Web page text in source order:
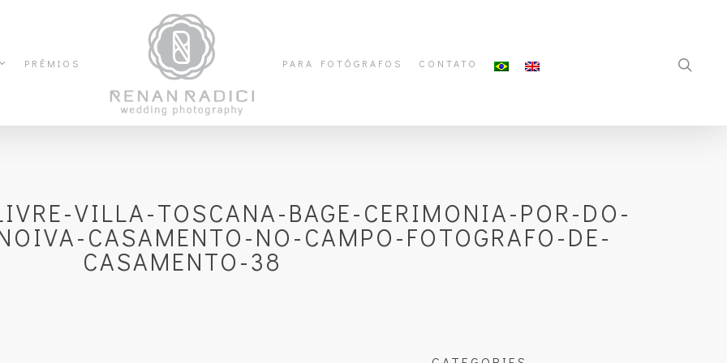
PRÊMIOS PARA FOTÓGRAFOS CONTATO
VILLA-TOSCANA-BAGE-CERIMONIA-POR-DO-
CASAMENTO-NO-CAMPO-FOTOGRAFO-DE-
CASAMENTO-38